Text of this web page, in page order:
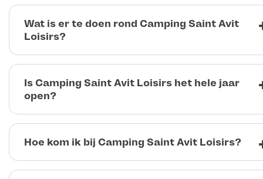
Wat is er te doen rond Camping Saint Avit
Loisirs?
Is Camping Saint Avit Loisirs het hele jaar
open?
Hoe kom ik bij Camping Saint Avit Loisirs?